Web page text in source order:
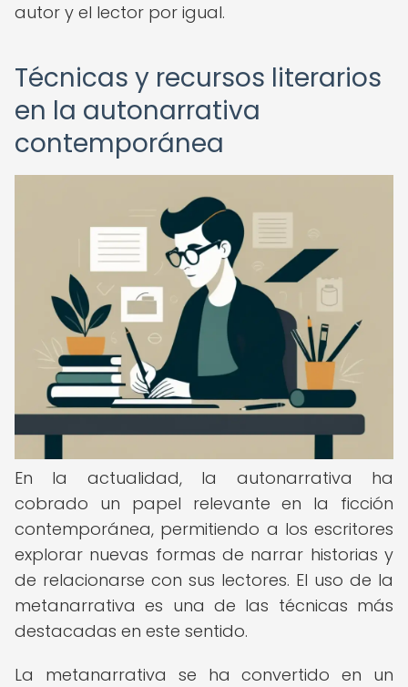
autor y el lector por igual.
Técnicas y recursos literarios
en la autonarrativa
contemporánea
En la actualidad, la autonarrativa ha
cobrado un papel relevante en la ficción
contemporánea, permitiendo a los escritores
explorar nuevas formas de narrar historias y
de relacionarse con sus lectores. El uso de la
metanarrativa es una de las técnicas más
destacadas en este sentido.
La metanarrativa se ha convertido en un